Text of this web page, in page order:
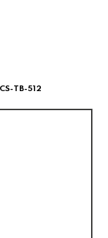
TB-512